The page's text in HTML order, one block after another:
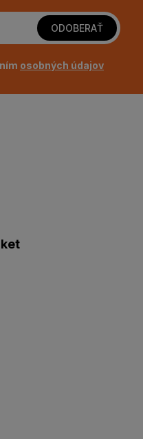
ODOBERAŤ
osobných údajov